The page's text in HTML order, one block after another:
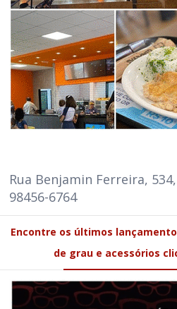
Rua Benjamin Ferreira,
98456-6764
Encontre os últimos
de grau e acessórios